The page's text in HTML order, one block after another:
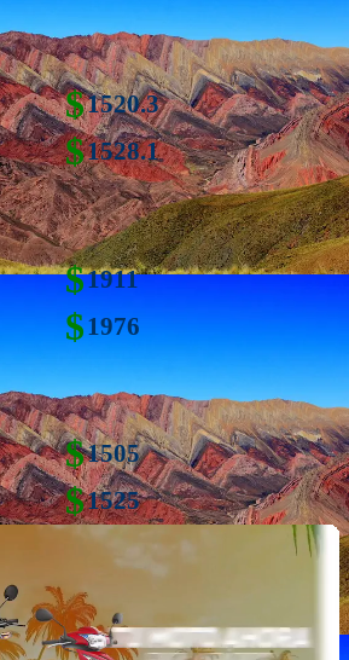
$1520.3
$1528.1
$1911
$1976
$1505
$1525